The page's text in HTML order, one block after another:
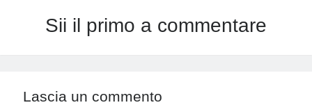
Sii il primo a commentare
Lascia un commento